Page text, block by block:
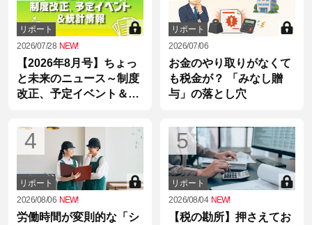
リポート
2026/07/28 NEW!
【2026年8月号】ちょっ
と未来のニュース～制度
改正、予定イベント＆統
リポート
2026/07/06
お金のやり取りがなくて
も税金が？ 「みなし贈
与」の落とし穴
4
リポート
2026/08/06 NEW!
労働時間が変則的な「シ
5
リポート
2026/08/04 NEW!
【税の勘所】押さえてお